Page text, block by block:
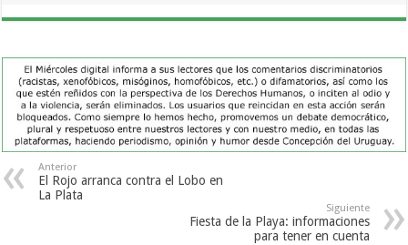
Anterior
El Rojo arranca contra el Lobo en
La Plata
Siguiente
Fiesta de la Playa: informaciones
para tener en cuenta